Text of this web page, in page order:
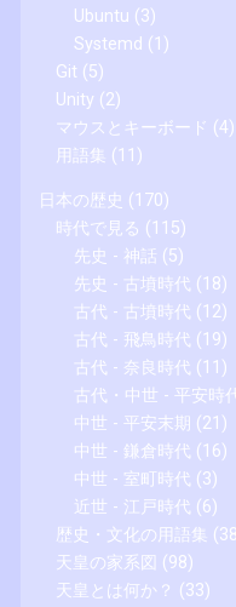
Ubuntu (3)
Systemd (1)
Git (5)
Unity (2)
マウスとキーボード (4)
用語集 (11)
日本の歴史 (170)
時代で見る (115)
先史 - 神話 (5)
先史 - 古墳時代 (18)
古代 - 古墳時代 (12)
古代 - 飛鳥時代 (19)
古代 - 奈良時代 (11)
古代・中世 - 平安時
中世 - 平安末期 (21)
中世 - 鎌倉時代 (16)
中世 - 室町時代 (3)
近世 - 江戸時代 (6)
歴史・文化の用語集
天皇の家系図 (98)
天皇とは何か？ (33)